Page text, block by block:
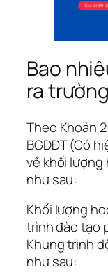
Bao
ra
Theo Khoản
BGDĐT (Có
về khối
như sau:
Khối lượng
trình đào tạo
Khung trình
như sau: